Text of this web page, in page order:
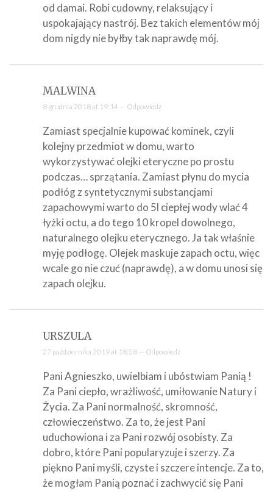
od damai. Robi cudowny, relaksujący i
uspokajający nastrój. Bez takich elementów mój
dom nigdy nie byłby tak naprawdę mój.
MALWINA
8 grudnia 2018 at 19:14 — Odpowiedz
Zamiast specjalnie kupować kominek, czyli
kolejny przedmiot w domu, warto
wykorzystywać olejki eteryczne po prostu
podczas… sprzątania. Zamiast płynu do mycia
podłóg z syntetycznymi substancjami
zapachowymi warto do 5l ciepłej wody wlać 4
łyżki octu, a do tego 10 kropel dowolnego,
naturalnego olejku eterycznego. Ja tak właśnie
myję podłogę. Olejek maskuje zapach octu, więc
wcale go nie czuć (naprawdę), a w domu unosi się
zapach olejku.
URSZULA
27 października 2019 at 18:58 — Odpowiedz
Pani Agnieszko, uwielbiam i ubóstwiam Panią !
Za Pani ciepło, wrażliwość, umiłowanie Natury i
Życia. Za Pani normalność, skromność,
człowieczeństwo. Za to, że jest Pani
uduchowiona i za Pani rozwój osobisty. Za
dobro, które Pani popularyzuje i szerzy. Za
piękno Pani myśli, czyste i szczere intencje. Za to,
że mogłam Panią poznać i zachwycić się Pani